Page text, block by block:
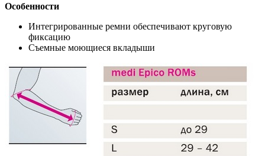
Особенности
Интегрированные ремни обеспечивают круговую
фиксацию
Съемные моющиеся вкладыши